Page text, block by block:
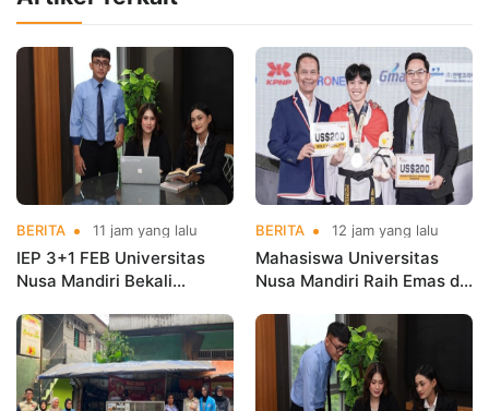
BERITA 11 jam yang lalu
IEP 3+1 FEB Universitas
Nusa Mandiri Bekali
Kerja Sebelum Lulus
BERITA 12 jam yang lalu
Mahasiswa Universitas
Nusa Mandiri Raih Emas di
Indonesia Open
Championships 2026